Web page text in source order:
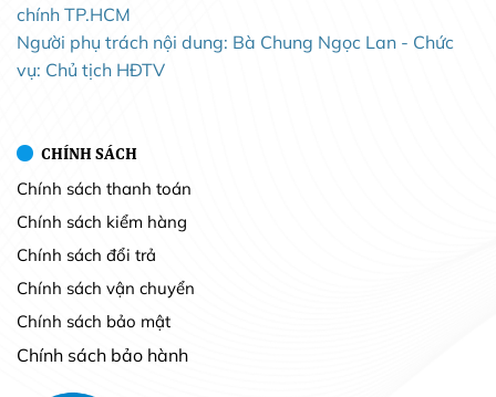
chính TP.HCM
Người phụ trách nội dung: Bà Chung Ngọc Lan - Chức
vụ: Chủ tịch HĐTV
CHÍNH SÁCH
Chính sách thanh toán
Chính sách kiểm hàng
Chính sách đổi trả
Chính sách vận chuyển
Chính sách bảo mật
Chính sách bảo hành